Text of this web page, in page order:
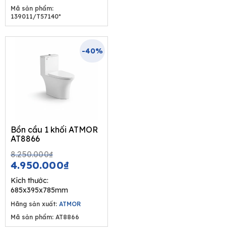
Mã sản phẩm:
139011/T57140*
-40%
Bồn cầu 1 khối ATMOR
AT8866
8.250.000₫Original
price
8.250.000₫.
4.950.000₫price
Kích thước:
685x395x785mm
Hãng sản xuất: ATMOR
Mã sản phẩm: AT8866